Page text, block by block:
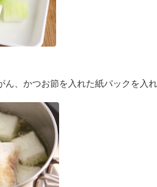
、かつお節を入れた紙パックを入れ